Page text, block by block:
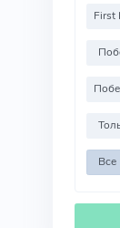
First
Все